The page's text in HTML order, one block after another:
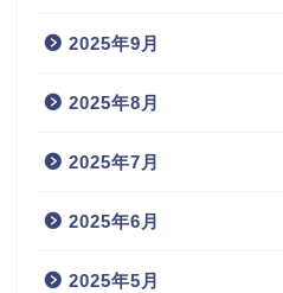
2025年9月
2025年8月
2025年7月
2025年6月
2025年5月